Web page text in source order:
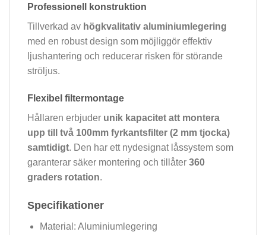
Professionell konstruktion
Tillverkad av högkvalitativ aluminiumlegering
med en robust design som möjliggör effektiv
ljushantering och reducerar risken för störande
ströljus.
Flexibel filtermontage
Hållaren erbjuder unik kapacitet att montera
upp till två 100mm fyrkantsfilter (2 mm tjocka)
samtidigt. Den har ett nydesignat låssystem som
garanterar säker montering och tillåter 360
graders rotation.
Specifikationer
Material: Aluminiumlegering